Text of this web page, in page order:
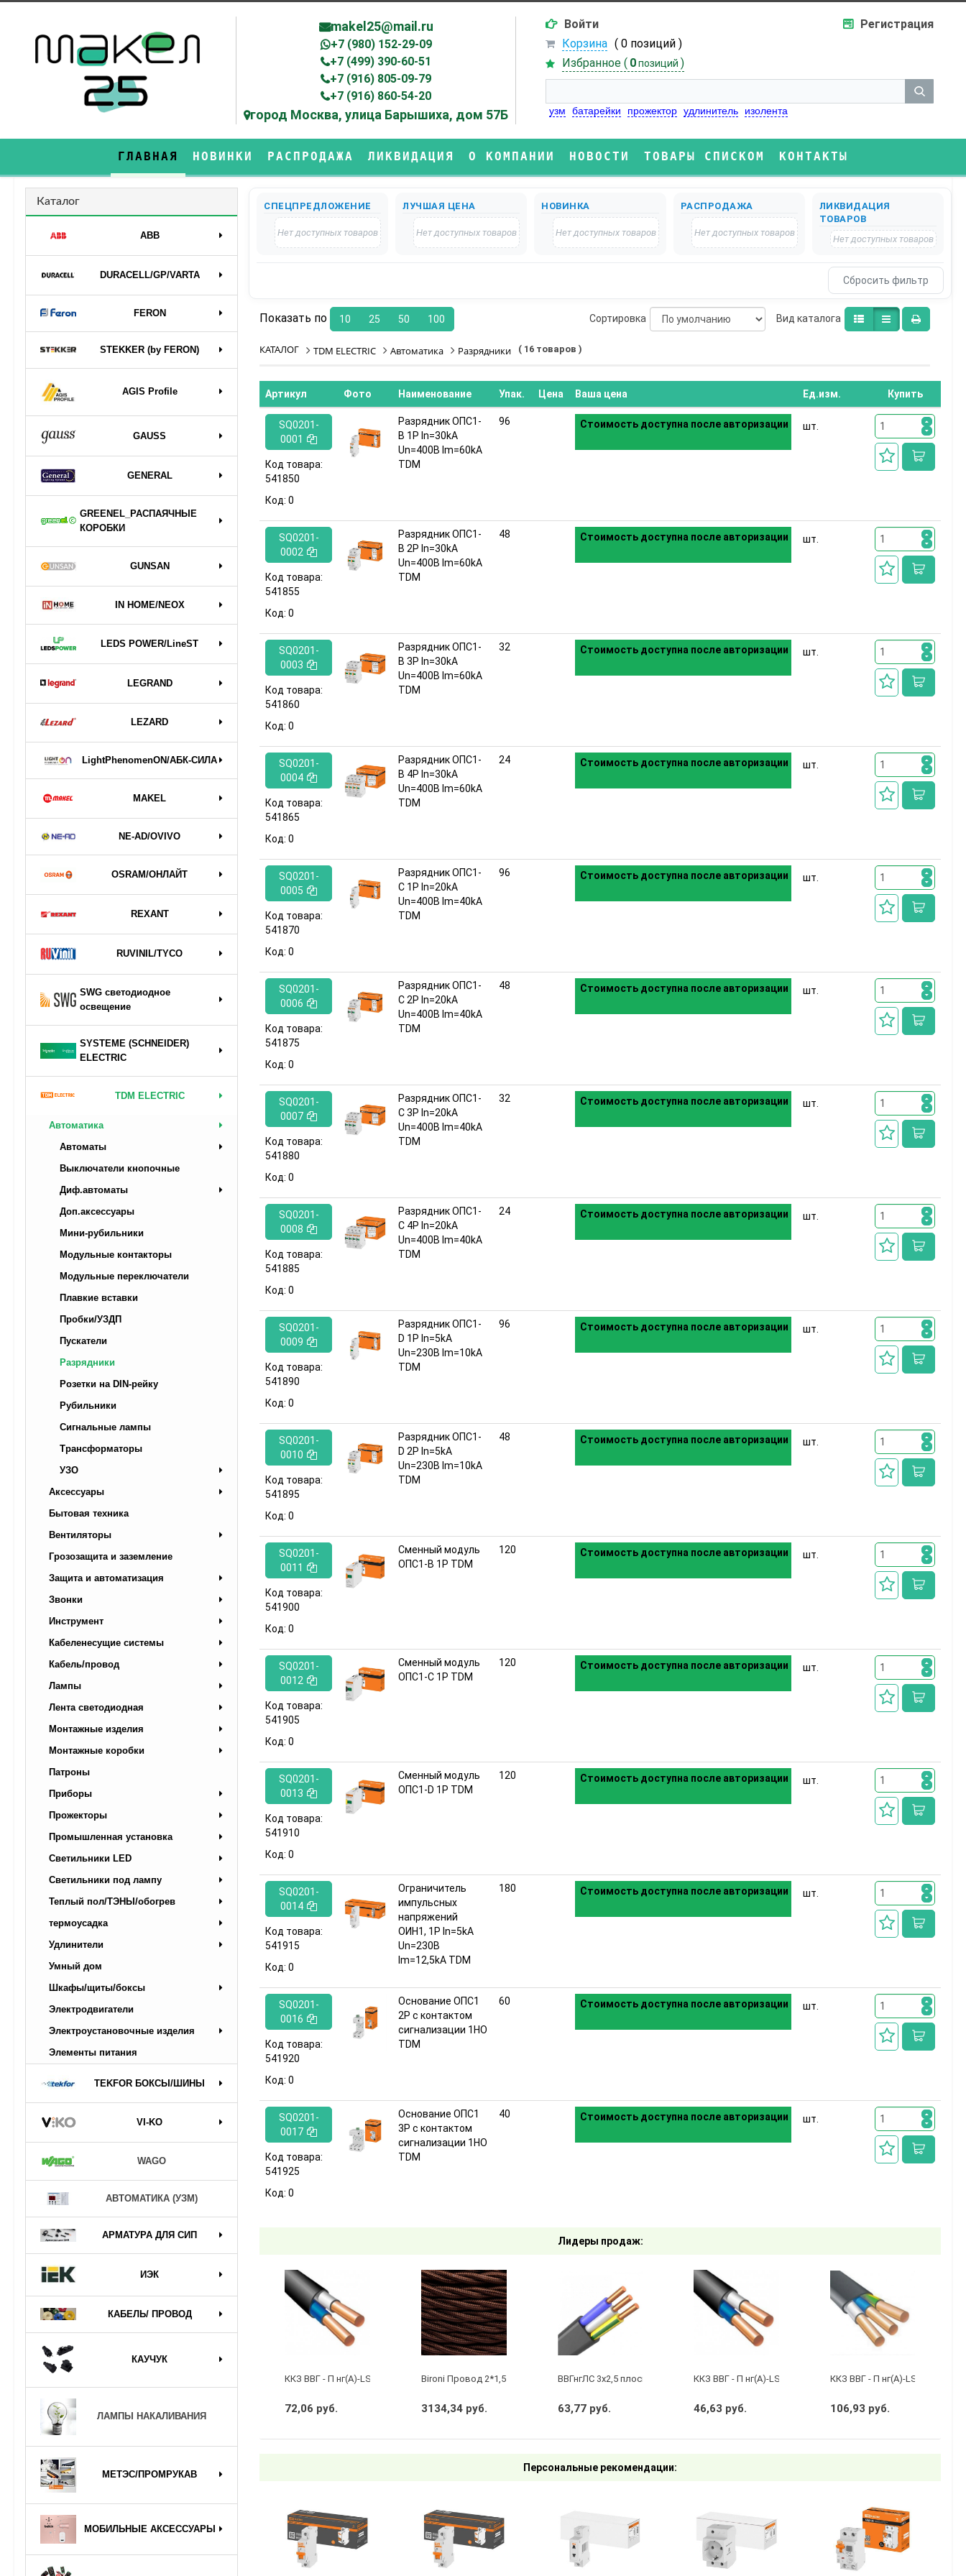
makel25@mail.ru
+7 (980) 152-29-09
+7 (499) 390-60-51
+7 (916) 805-09-79
+7 (916) 860-54-20
город Москва, улица Барышиха, дом 57Б
Войти
Регистрация
Корзина ( 0 позиций )
Избранное ( 0 позиций )
узм батарейки прожектор удлинитель изолента
ГЛАВНАЯ НОВИНКИ РАСПРОДАЖА ЛИКВИДАЦИЯ О КОМПАНИИ НОВОСТИ ТОВАРЫ СПИСКОМ КОНТАКТЫ
Каталог
ABB
DURAСELL/GP/VARTA
FERON
STEKKER (by FERON)
AGIS Profile
GAUSS
GENERAL
GREENEL_РАСПАЯЧНЫЕ
КОРОБКИ
GUNSAN
IN HOME/NEOX
LEDS POWER/LineST
LEGRAND
LEZARD
LightPhenomenON/АБК-СИЛА
MAKEL
NE-AD/OVIVO
OSRAM/ОНЛАЙТ
REXANT
RUVINIL/TYCO
SWG светодиодное
освещение
SYSTEME (SCHNEIDER)
ELECTRIC
TDM ELECTRIC
Автоматика
Автоматы
Выключатели кнопочные
Диф.автоматы
Доп.аксессуары
Мини-рубильники
Модульные контакторы
Модульные переключатели
Плавкие вставки
Пробки/УЗДП
Пускатели
Разрядники
Розетки на DIN-рейку
Рубильники
Сигнальные лампы
Трансформаторы
УЗО
Аксессуары
Бытовая техника
Вентиляторы
Грозозащита и заземление
Защита и автоматизация
Звонки
Инструмент
Кабеленесущие системы
Кабель/провод
Лампы
Лента светодиодная
Монтажные изделия
Монтажные коробки
Патроны
Приборы
Прожекторы
Промышленная установка
Светильники LED
Светильники под лампу
Теплый пол/ТЭНЫ/обогрев
термоусадка
Удлинители
Умный дом
Шкафы/щиты/боксы
Электродвигатели
Электроустановочные изделия
Элементы питания
TEKFOR БОКСЫ/ШИНЫ
VI-KO
WAGO
АВТОМАТИКА (УЗМ)
АРМАТУРА ДЛЯ СИП
ИЭК
КАБЕЛЬ/ ПРОВОД
КАУЧУК
ЛАМПЫ НАКАЛИВАНИЯ
МЕТЭС/ПРОМРУКАВ
МОБИЛЬНЫЕ АКСЕССУАРЫ
СПЕЦПРЕДЛОЖЕНИЕ
Нет доступных товаров
ЛУЧШАЯ ЦЕНА
Нет доступных товаров
НОВИНКА
Нет доступных товаров
РАСПРОДАЖА
Нет доступных товаров
ЛИКВИДАЦИЯ
ТОВАРОВ
Нет доступных товаров
Показать по 10 25 50 100 Bид каталога
Сортировка
КАТАЛОГ TDM ELECTRIC Автоматика Разрядники ( 16 товаров )
Артикул Фото Наименование Упак. Цена Ваша цена Ед.изм. Купить
SQ0201-
0001
Код товара:
541850
Код: 0
Разрядник ОПС1-
B 1Р In=30kA
Un=400B Im=60kA
TDM
96 Стоимость доступна после авторизации шт.
SQ0201-
0002
Код товара:
541855
Код: 0
Разрядник ОПС1-
B 2Р In=30kA
Un=400B Im=60kA
TDM
48 Стоимость доступна после авторизации шт.
SQ0201-
0003
Код товара:
541860
Код: 0
Разрядник ОПС1-
B 3Р In=30kA
Un=400B Im=60kA
TDM
32 Стоимость доступна после авторизации шт.
SQ0201-
0004
Код товара:
541865
Код: 0
Разрядник ОПС1-
B 4Р In=30kA
Un=400B Im=60kA
TDM
24 Стоимость доступна после авторизации шт.
SQ0201-
0005
Код товара:
541870
Код: 0
Разрядник ОПС1-
C 1Р In=20kA
Un=400B Im=40kA
TDM
96 Стоимость доступна после авторизации шт.
SQ0201-
0006
Код товара:
541875
Код: 0
Разрядник ОПС1-
C 2Р In=20kA
Un=400B Im=40kA
TDM
48 Стоимость доступна после авторизации шт.
SQ0201-
0007
Код товара:
541880
Код: 0
Разрядник ОПС1-
C 3Р In=20kA
Un=400B Im=40kA
TDM
32 Стоимость доступна после авторизации шт.
SQ0201-
0008
Код товара:
541885
Код: 0
Разрядник ОПС1-
C 4Р In=20kA
Un=400B Im=40kA
TDM
24 Стоимость доступна после авторизации шт.
SQ0201-
0009
Код товара:
541890
Код: 0
Разрядник ОПС1-
D 1Р In=5kA
Un=230B Im=10kA
TDM
96 Стоимость доступна после авторизации шт.
SQ0201-
0010
Код товара:
541895
Код: 0
Разрядник ОПС1-
D 2Р In=5kA
Un=230B Im=10kA
TDM
48 Стоимость доступна после авторизации шт.
SQ0201-
0011
Код товара:
541900
Код: 0
Сменный модуль
ОПС1-B 1P TDM
120 Стоимость доступна после авторизации шт.
SQ0201-
0012
Код товара:
541905
Код: 0
Сменный модуль
ОПС1-C 1P TDM
120 Стоимость доступна после авторизации шт.
SQ0201-
0013
Код товара:
541910
Код: 0
Сменный модуль
ОПС1-D 1P TDM
120 Стоимость доступна после авторизации шт.
SQ0201-
0014
Код товара:
541915
Код: 0
Ограничитель
импульсных
напряжений
ОИН1, 1Р In=5kA
Un=230B
Im=12,5kA TDM
180 Стоимость доступна после авторизации шт.
SQ0201-
0016
Код товара:
541920
Код: 0
Основание ОПС1
2Р с контактом
сигнализации 1НО
TDM
60 Стоимость доступна после авторизации шт.
SQ0201-
0017
Код товара:
541925
Код: 0
Основание ОПС1
3Р с контактом
сигнализации 1НО
TDM
40 Стоимость доступна после авторизации шт.
Лидеры продаж:
ККЗ ВВГ - П нг(А)-LS 2 х 2,5 ГОСТ
72,06 руб.
Bironi Провод 2*1,5 Коричневый (глянец) (цена за бухту 50м)
3134,34 руб.
ВВГнгЛС 3x2,5 плоский черный
63,77 руб.
ККЗ ВВГ - П нг(А)-LS 2 х 1,5 ГОСТ
46,63 руб.
ККЗ ВВГ - П нг(А)-LS 3 х 2,5
106,93 руб.
Персональные рекомендации: